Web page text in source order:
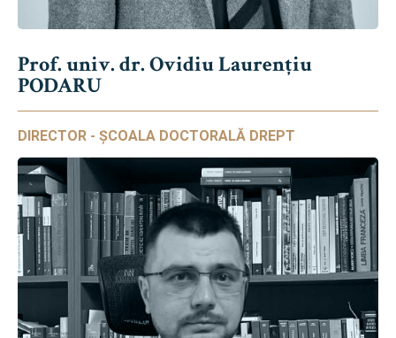
Prof. univ. dr. Ovidiu Laurențiu
PODARU
DIRECTOR - ȘCOALA DOCTORALĂ DREPT